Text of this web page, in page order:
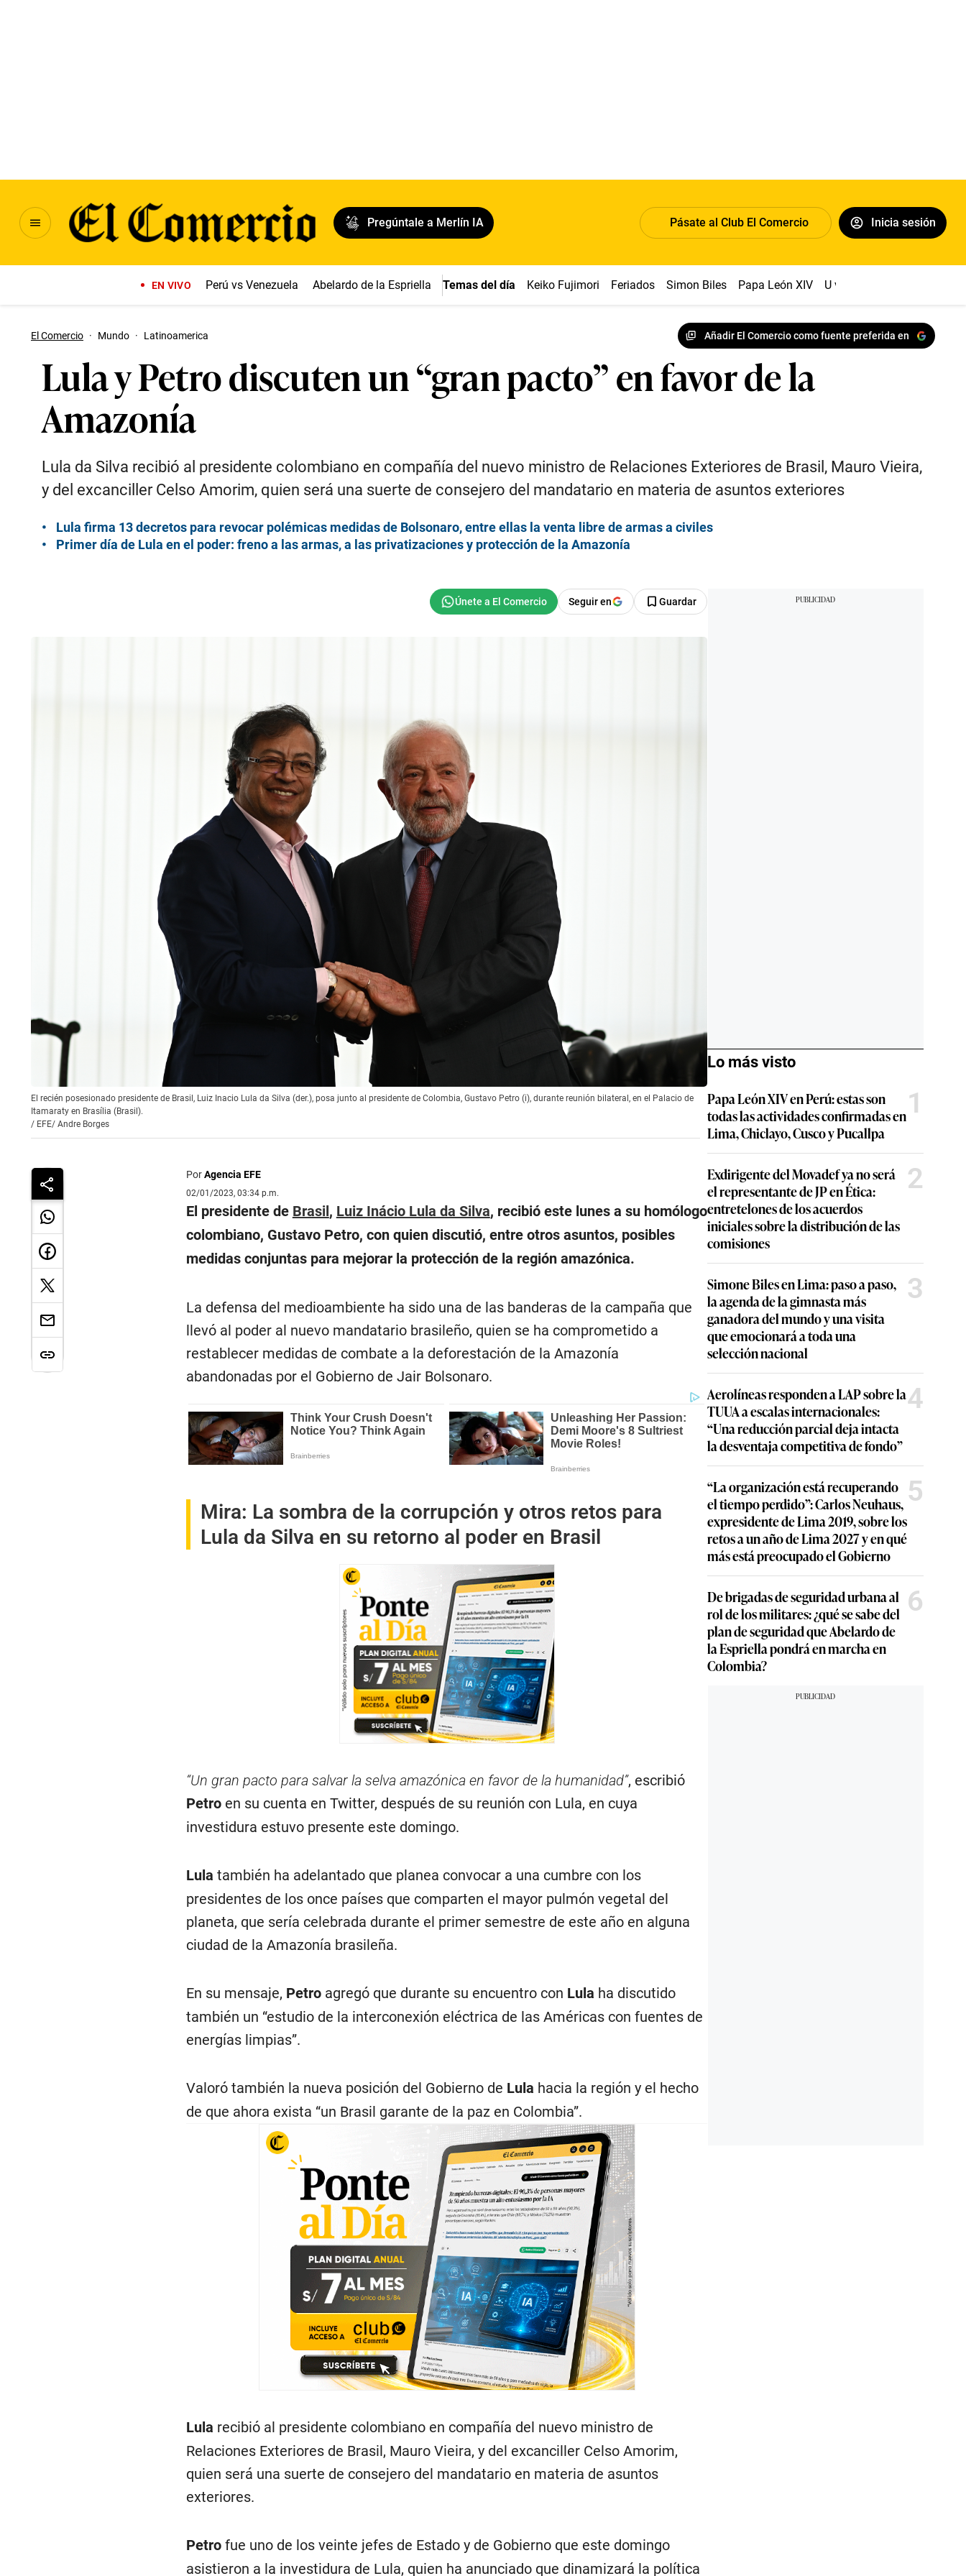
Pregúntale a Merlín IA Pásate al Club El Comercio Inicia sesión
EN VIVO Perú vs Venezuela Abelardo de la Espriella Temas del día Keiko Fujimori Feriados Simon Biles Papa León XIV U vs Cristal
El Comercio · Mundo · Latinoamerica Añadir El Comercio como fuente preferida en
Lula y Petro discuten un “gran pacto” en favor de la
Amazonía
Lula da Silva recibió al presidente colombiano en compañía del nuevo ministro de Relaciones Exteriores de Brasil, Mauro Vieira,
y del excanciller Celso Amorim, quien será una suerte de consejero del mandatario en materia de asuntos exteriores
Lula firma 13 decretos para revocar polémicas medidas de Bolsonaro, entre ellas la venta libre de armas a civiles
Primer día de Lula en el poder: freno a las armas, a las privatizaciones y protección de la Amazonía
Seguir en Guardar
El recién posesionado presidente de Brasil, Luiz Inacio Lula da Silva (der.), posa junto al presidente de Colombia, Gustavo Petro (i), durante reunión bilateral, en el Palacio de
Itamaraty en Brasília (Brasil).
/ EFE/ Andre Borges
PorAgencia EFE
02/01/2023, 03:34 p.m.
El presidente de Brasil, Luiz Inácio Lula da Silva, recibió este lunes a su homólogo
colombiano, Gustavo Petro, con quien discutió, entre otros asuntos, posibles
medidas conjuntas para mejorar la protección de la región amazónica.
La defensa del medioambiente ha sido una de las banderas de la campaña que
llevó al poder al nuevo mandatario brasileño, quien se ha comprometido a
restablecer medidas de combate a la deforestación de la Amazonía
abandonadas por el Gobierno de Jair Bolsonaro.
Mira: La sombra de la corrupción y otros retos para
Lula da Silva en su retorno al poder en Brasil
“Un gran pacto para salvar la selva amazónica en favor de la humanidad”, escribió
Petroen su cuenta en Twitter, después de su reunión con Lula, en cuya
investidura estuvo presente este domingo.
Lula también ha adelantado que planea convocar a una cumbre con los
presidentes de los once países que comparten el mayor pulmón vegetal del
planeta, que sería celebrada durante el primer semestre de este año en alguna
ciudad de la Amazonía brasileña.
En su mensaje, Petroagregó que durante su encuentro con Lula ha discutido
también un “estudio de la interconexión eléctrica de las Américas con fuentes de
energías limpias”.
Valoró también la nueva posición del Gobierno de Lula hacia la región y el hecho
de que ahora exista “un Brasil garante de la paz en Colombia”.
Lula recibió al presidente colombiano en compañía del nuevo ministro de
Relaciones Exteriores de Brasil, Mauro Vieira, y del excanciller Celso Amorim,
quien será una suerte de consejero del mandatario en materia de asuntos
exteriores.
Petrofue uno de los veinte jefes de Estado y de Gobierno que este domingo
asistieron a la investidura de Lula, quien ha anunciado que dinamizará la política
Lo más visto
Papa León XIV en Perú: estas son
todas las actividades confirmadas en
Lima, Chiclayo, Cusco y Pucallpa
1
Exdirigente del Movadef ya no será
el representante de JP en Ética:
entretelones de los acuerdos
iniciales sobre la distribución de las
comisiones
2
Simone Biles en Lima: paso a paso,
la agenda de la gimnasta más
ganadora del mundo y una visita
que emocionará a toda una
selección nacional
3
Aerolíneas responden a LAP sobre la
TUUA a escalas internacionales:
“Una reducción parcial deja intacta
la desventaja competitiva de fondo”
4
“La organización está recuperando
el tiempo perdido”: Carlos Neuhaus,
expresidente de Lima 2019, sobre los
retos a un año de Lima 2027 y en qué
más está preocupado el Gobierno
5
De brigadas de seguridad urbana al
rol de los militares: ¿qué se sabe del
plan de seguridad que Abelardo de
la Espriella pondrá en marcha en
Colombia?
6